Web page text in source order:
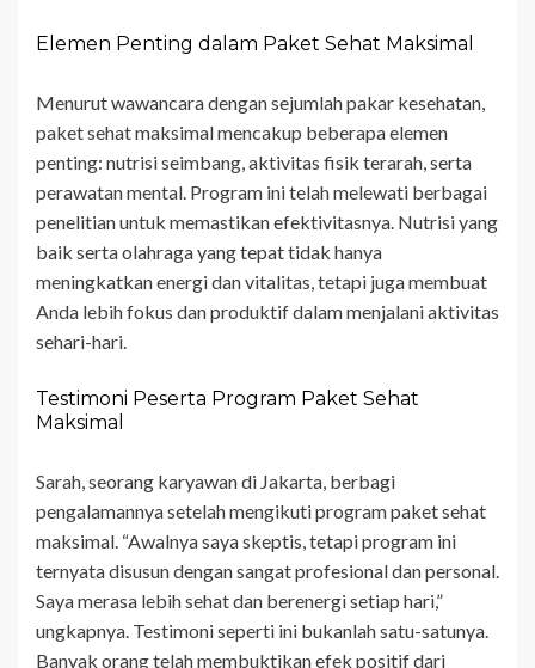
Elemen Penting dalam Paket Sehat Maksimal
Menurut wawancara dengan sejumlah pakar kesehatan,
paket sehat maksimal mencakup beberapa elemen
penting: nutrisi seimbang, aktivitas fisik terarah, serta
perawatan mental. Program ini telah melewati berbagai
penelitian untuk memastikan efektivitasnya. Nutrisi yang
baik serta olahraga yang tepat tidak hanya
meningkatkan energi dan vitalitas, tetapi juga membuat
Anda lebih fokus dan produktif dalam menjalani aktivitas
sehari-hari.
Testimoni Peserta Program Paket Sehat
Maksimal
Sarah, seorang karyawan di Jakarta, berbagi
pengalamannya setelah mengikuti program paket sehat
maksimal. “Awalnya saya skeptis, tetapi program ini
ternyata disusun dengan sangat profesional dan personal.
Saya merasa lebih sehat dan berenergi setiap hari,”
ungkapnya. Testimoni seperti ini bukanlah satu-satunya.
Banyak orang telah membuktikan efek positif dari